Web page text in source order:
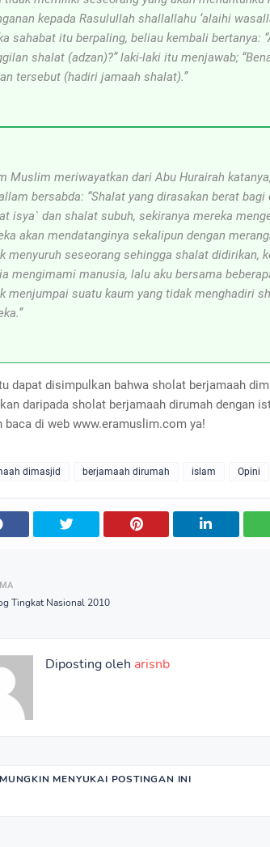
kepada Rasulullah shallallahu ‘alaihi
sahabat itu berpaling, beliau kembali bertanya:
shalat (adzan)?” laki-laki itu menjawab;
tersebut (hadiri jamaah shalat).”
Muslim meriwayatkan dari Abu Hurairah
bersabda: “Shalat yang dirasakan berat bagi
isya` dan shalat subuh, sekiranya mereka
akan mendatanginya sekalipun dengan
menyuruh seseorang sehingga shalat didirikan,
mengimami manusia, lalu aku bersama
menjumpai suatu kaum yang tidak menghadiri
dapat disimpulkan bahwa sholat berjamaah
daripada sholat berjamaah dirumah dengan
baca di web www.eramuslim.com ya!
dimasjid berjamaah dirumah islam Opini
Tingkat Nasional 2010
Diposting oleh arisnb
MENYUKAI POSTINGAN INI